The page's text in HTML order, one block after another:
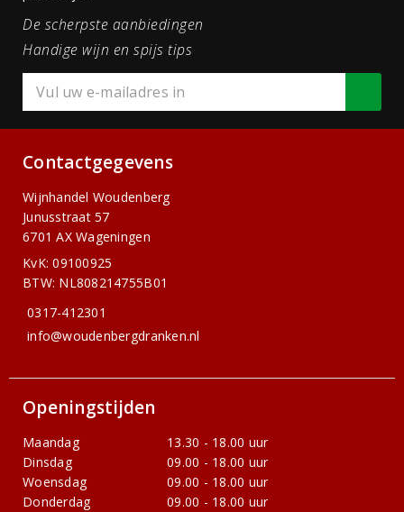
De scherpste aanbiedingen
Handige wijn en spijs tips
Contactgegevens
Wijnhandel Woudenberg
Junusstraat 57
6701 AX Wageningen
KvK: 09100925
BTW: NL808214755B01
0317-412301
info@woudenbergdranken.nl
Openingstijden
Maandag
13.30 - 18.00 uur
Dinsdag
09.00 - 18.00 uur
Woensdag
09.00 - 18.00 uur
Donderdag
09.00 - 18.00 uur